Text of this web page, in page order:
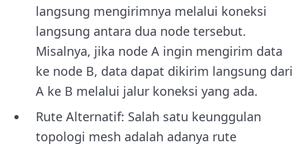
langsung mengirimnya melalui koneksi
langsung antara dua node tersebut.
Misalnya, jika node A ingin mengirim data
ke node B, data dapat dikirim langsung dari
A ke B melalui jalur koneksi yang ada.
Rute Alternatif: Salah satu keunggulan
topologi mesh adalah adanya rute